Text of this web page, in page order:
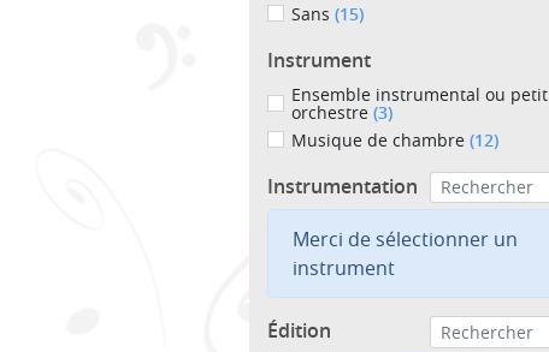
Sans (15)
Instrument
Ensemble instrumental ou petit
orchestre (3)
Musique de chambre (12)
Instrumentation
Merci de sélectionner un
instrument
Édition